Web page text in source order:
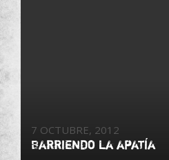
7 OCTUBRE, 2012
Barriendo la apatía